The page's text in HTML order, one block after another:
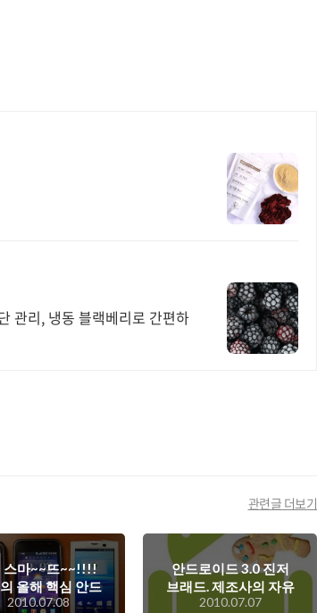
관리, 냉동 블랙베리로 간편하
관련글 더보기
스마~~뜨~~!!!!
올해 핵심 안드
드 폰 3종 세트!
2010.07.08
안드로이드 3.0 진저
브래드. 제조사의 자유
도와 사용자의 편의주
2010.07.07